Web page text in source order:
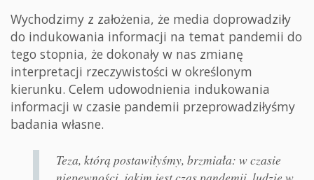
Wychodzimy z założenia, że media doprowadziły
do indukowania informacji na temat pandemii do
tego stopnia, że dokonały w nas zmianę
interpretacji rzeczywistości w określonym
kierunku. Celem udowodnienia indukowania
informacji w czasie pandemii przeprowadziłyśmy
badania własne.
Teza, którą postawiłyśmy, brzmiała: w czasie